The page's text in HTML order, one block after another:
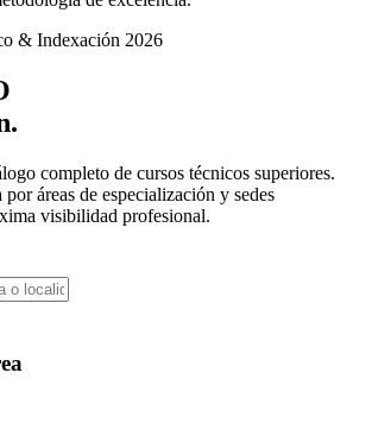
& Indexación 2026
completo de cursos técnicos superiores.
áreas de especialización y sedes
visibilidad profesional.